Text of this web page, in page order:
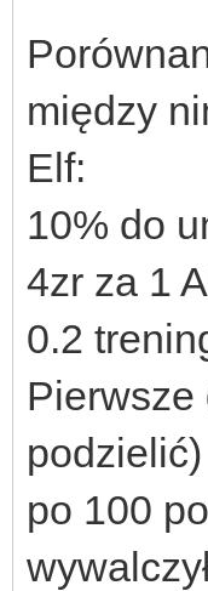
między
Elf:
10% do
4zr za 1
0.2
Pierwsze
po 100